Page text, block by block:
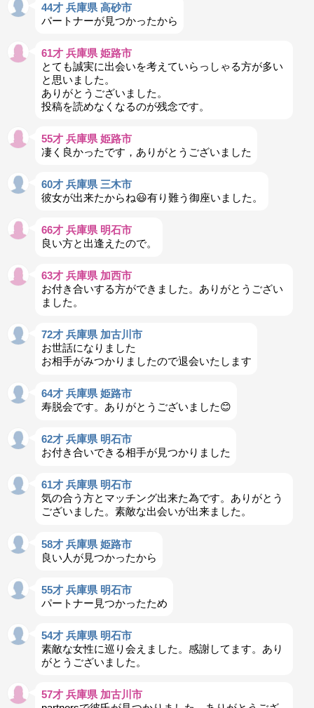
44才 兵庫県 高砂市
パートナーが見つかったから
61才 兵庫県 姫路市
とても誠実に出会いを考えていらっしゃる方が多い
と思いました。
ありがとうございました。
投稿を読めなくなるのが残念です。
55才 兵庫県 姫路市
凄く良かったです，ありがとうございました
60才 兵庫県 三木市
彼女が出来たからね😃有り難う御座いました。
66才 兵庫県 明石市
良い方と出逢えたので。
63才 兵庫県 加西市
お付き合いする方ができました。ありがとうござい
ました。
72才 兵庫県 加古川市
お世話になりました
お相手がみつかりましたので退会いたします
64才 兵庫県 姫路市
寿脱会です。ありがとうございました😊
62才 兵庫県 明石市
お付き合いできる相手が見つかりました
61才 兵庫県 明石市
気の合う方とマッチング出来た為です。ありがとう
ございました。素敵な出会いが出来ました。
58才 兵庫県 姫路市
良い人が見つかったから
55才 兵庫県 明石市
パートナー見つかったため
54才 兵庫県 明石市
素敵な女性に巡り会えました。感謝してます。あり
がとうございました。
57才 兵庫県 加古川市